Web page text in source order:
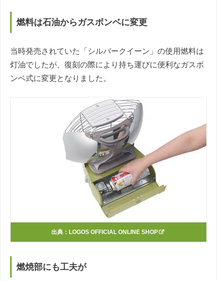
燃料は石油からガスボンベに変更
当時発売されていた「シルバークイーン」の使用燃料は
灯油でしたが、復刻の際により持ち運びに便利なガスボ
ンベ式に変更となりました。
出典： LOGOS OFFICIAL ONLINE SHOP
燃焼部にも工夫が